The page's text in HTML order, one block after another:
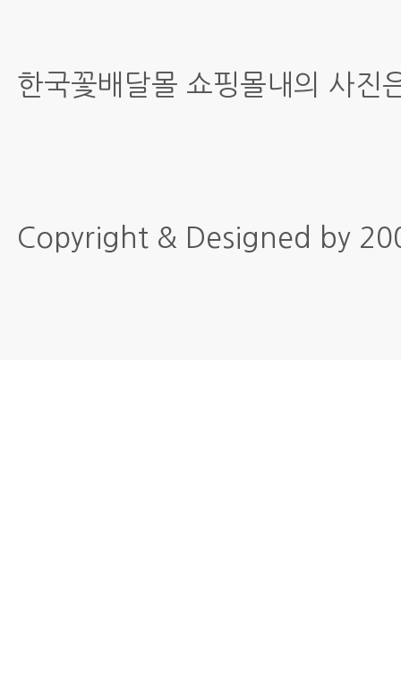
한국꽃배달몰 쇼핑몰내의 사진
Copyright & Designed by